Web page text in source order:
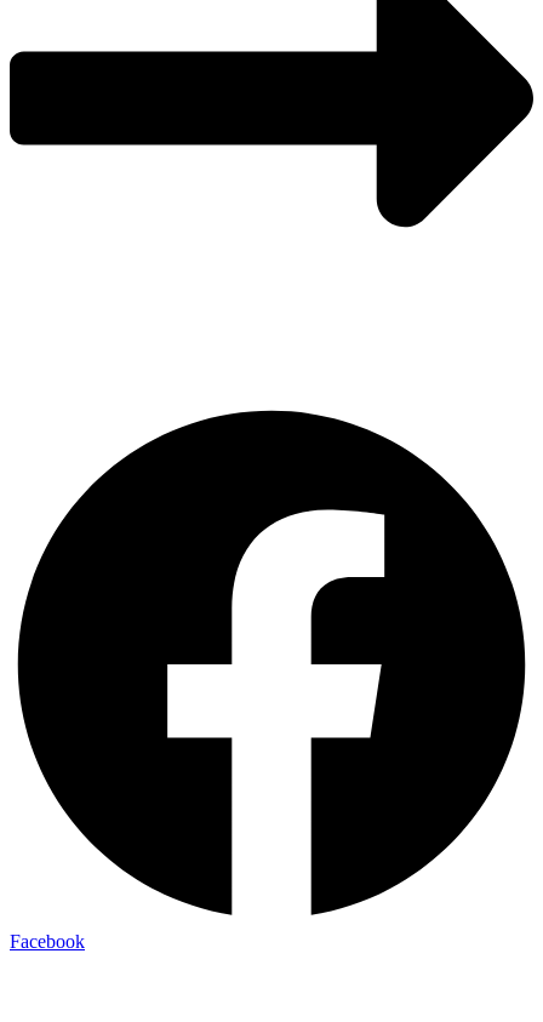
Facebook